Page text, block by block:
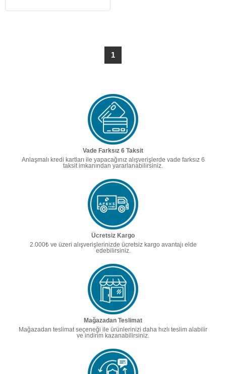
1
Vade Farksız 6 Taksit
Anlaşmalı kredi kartları ile yapacağınız alışverişlerde vade farksız 6
taksit imkanından yararlanabilirsiniz.
Ücretsiz Kargo
2.000₺ ve üzeri alışverişlerinizde ücretsiz kargo avantajı elde
edebilirsiniz.
Mağazadan Teslimat
Mağazadan teslimat seçeneği ile ürünlerinizi daha hızlı teslim alabilir
ve indirim kazanabilirsiniz.